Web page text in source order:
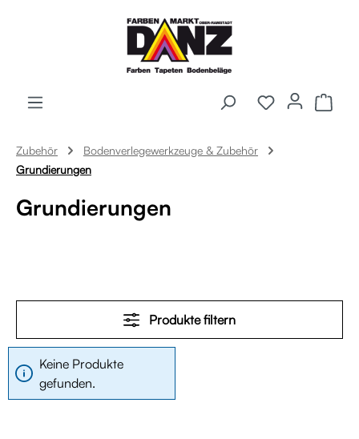
Zum Hauptinhalt springen
Zubehör
Bodenverlegewerkzeuge & Zubehör
Grundierungen
Grundierungen
Produkte filtern
Keine Produkte
gefunden.